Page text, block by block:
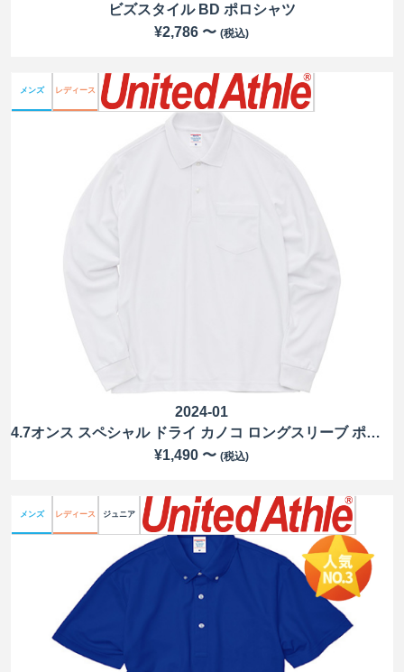
ビズスタイル BD ポロシャツ
¥2,786 〜(税込)
メンズ レディース
2024-01
4.7オンス スペシャル ドライ カノコ ロングスリーブ ポロシャツ（ポケット付）（ローブリード）
¥1,490 〜(税込)
メンズ レディース ジュニア